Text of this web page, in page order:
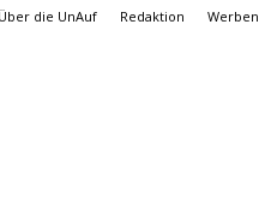
Über die UnAuf Redaktion Werben